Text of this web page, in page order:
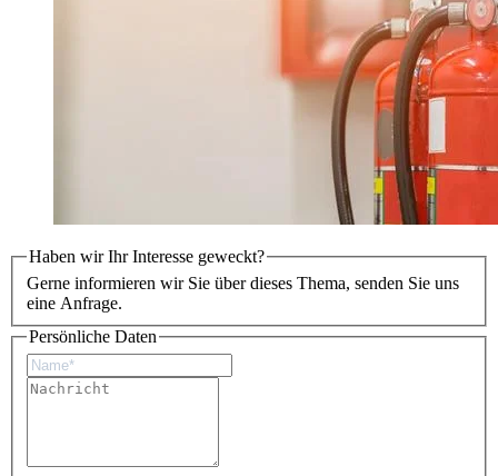
Haben wir Ihr Interesse geweckt?
Gerne informieren wir Sie über dieses Thema, senden Sie uns
eine Anfrage.
Persönliche Daten